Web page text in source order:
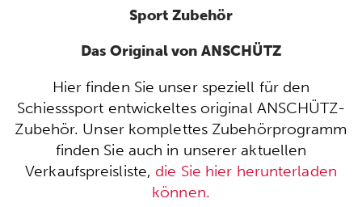
Sport Zubehör
Das Original von ANSCHÜTZ
Hier finden Sie unser speziell für den
Schiesssport entwickeltes original ANSCHÜTZ-
Zubehör. Unser komplettes Zubehörprogramm
finden Sie auch in unserer aktuellen
Verkaufspreisliste, die Sie hier herunterladen
können.